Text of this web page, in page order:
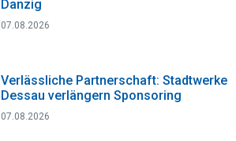
Danzig
07.08.2026
Verlässliche Partnerschaft: Stadtwerke
Dessau verlängern Sponsoring
07.08.2026